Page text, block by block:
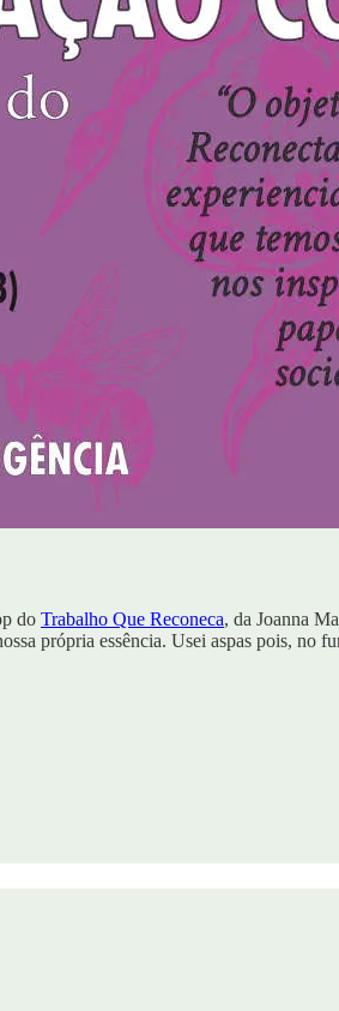
do Trabalho Que Reconeca, da Joanna
própria essência. Usei aspas pois, no